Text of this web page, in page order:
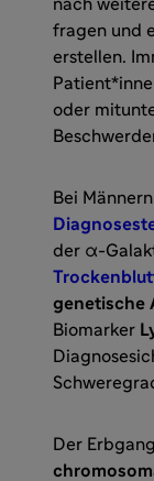
nach
fragen und
erstellen.
oder
Bei
der α-
genetische
Biomarker
Der